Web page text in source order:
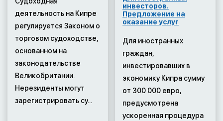
деятельность на Кипре
регулируется Законом о
торговом судоходстве,
основанном на
законодательстве
Великобритании.
Нерезиденты могут
зарегистрировать су...
инвесторов.
Предложение на
оказание услуг
Для иностранных
граждан,
инвестировавших в
экономику Кипра сумму
от 300 000 евро,
предусмотрена
ускоренная процедура